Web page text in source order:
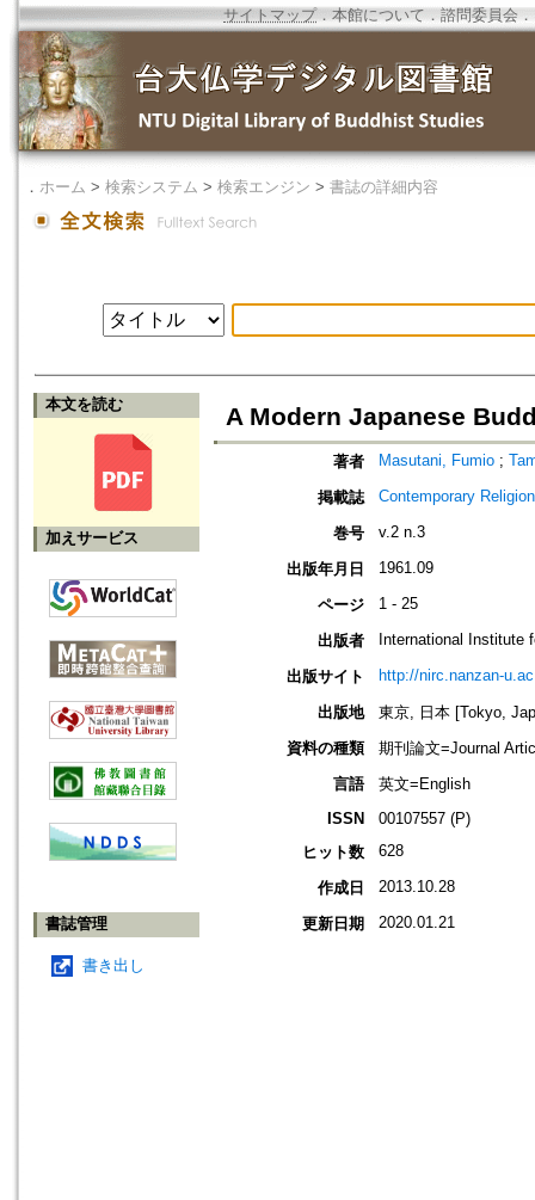
サイトマップ．本館について ． 諮問委員会 ．
． ホーム > 検索システム > 検索エンジン > 書誌の詳細内容
本文を読む
加えサービス
書誌管理
書き出し
A Modern Japanese
著者 Masutani, Fumio ;
掲載誌 Contemporary
巻号 v.2 n.3
出版年月日 1961.09
ページ 1 - 25
出版者 International Institute
出版サイト http://nirc.nanzan-
出版地
東京, 日本 [Tokyo,
資料の種類
期刊論文=Journal
言語
英文=English
ISSN
00107557 (P)
ヒット数
628
作成日 2013.10.28
更新日期 2020.01.21